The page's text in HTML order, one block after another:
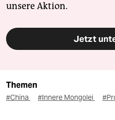
unsere Aktion.
Jetzt
Themen
#China #Innere Mongolei